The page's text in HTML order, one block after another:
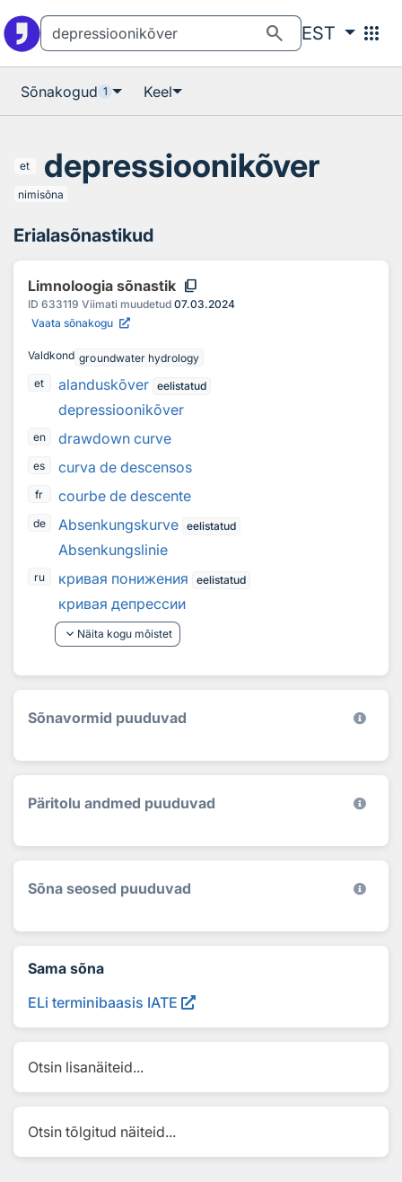
search EST apps
Sõnakogud 1 Keel
et depressioonikõver
nimisõna
Erialasõnastikud
Limnoloogia sõnastik content_copy
ID 633119 Viimati muudetud 07.03.2024
Vaata sõnakogu
Valdkond groundwater hydrology
et
alanduskõver eelistatud
depressioonikõver
en drawdown curve
es curva de descensos
fr courbe de descente
de Absenkungskurve eelistatud
Absenkungslinie
ru кривая понижения eelistatud
кривая депрессии
keyboard_arrow_down Näita kogu mõistet
Sõnavormid puuduvad
Päritolu andmed puuduvad
Sõna seosed puuduvad
Sama sõna
ELi terminibaasis IATE
Otsin lisanäiteid...
Otsin tõlgitud näiteid...